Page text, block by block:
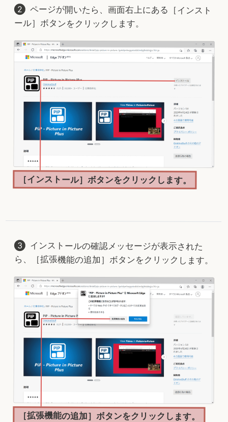
ページが開いたら、画面右上にある［インスト
ール］ボタンをクリックします。
［インストール］ボタンをクリックします。
インストールの確認メッセージが表示された
ら、［拡張機能の追加］ボタンをクリックします。
［拡張機能の追加］ボタンをクリックします。